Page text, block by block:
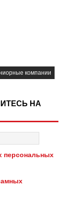
компании
НА
персональных